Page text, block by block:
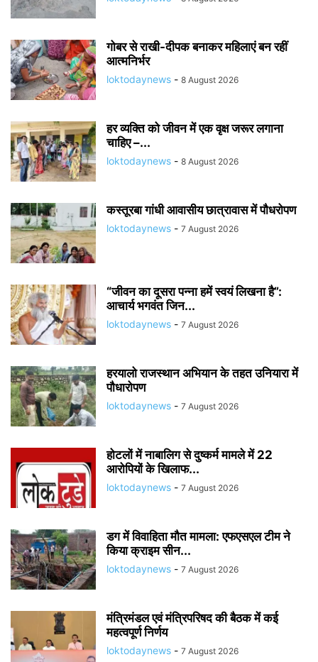
गोबर से राखी-दीपक बनाकर महिलाएं बन रहीं
आत्मनिर्भर
loktodaynews - 8 August 2026
हर व्यक्ति को जीवन में एक वृक्ष जरूर लगाना
चाहिए –...
loktodaynews - 8 August 2026
कस्तूरबा गांधी आवासीय छात्रावास में पौधरोपण
loktodaynews - 7 August 2026
“जीवन का दूसरा पन्ना हमें स्वयं लिखना है”:
आचार्य भगवंत जिन...
loktodaynews - 7 August 2026
हरयालो राजस्थान अभियान के तहत उनियारा में
पौधारोपण
loktodaynews - 7 August 2026
होटलों में नाबालिग से दुष्कर्म मामले में 22
आरोपियों के खिलाफ...
loktodaynews - 7 August 2026
डग में विवाहिता मौत मामला: एफएसएल टीम ने
किया क्राइम सीन...
loktodaynews - 7 August 2026
मंत्रिमंडल एवं मंत्रिपरिषद की बैठक में कई
महत्वपूर्ण निर्णय
loktodaynews - 7 August 2026